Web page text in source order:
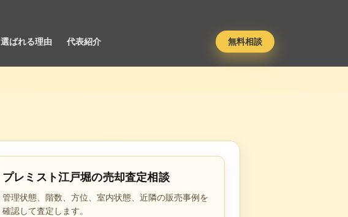
選ばれる理由 代表紹介 無料相談
プレミスト江戸堀の売却査定相談
管理状態、階数、方位、室内状態、近隣の販売事例を
確認して査定します。